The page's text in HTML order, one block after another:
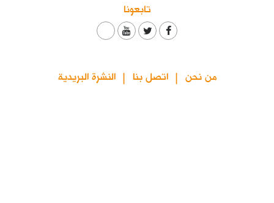
تابعونا
من نحن اتصل بنا النشرة البريدية